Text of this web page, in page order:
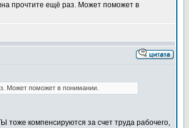
прочтите ещё раз. Может поможет в
Может поможет в понимании.
тоже компенсируются за счет труда рабочего,